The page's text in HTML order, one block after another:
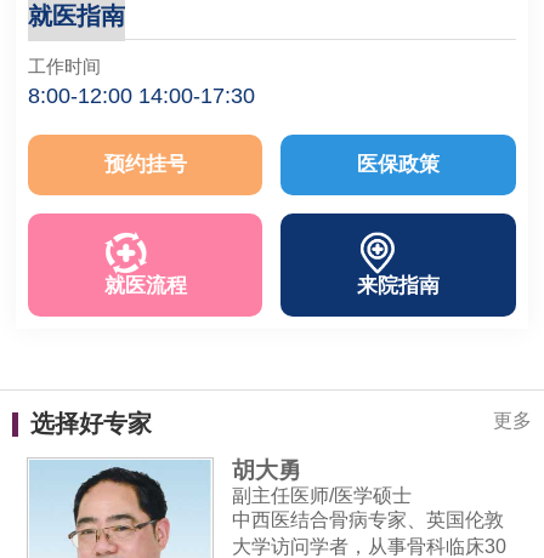
就医指南
工作时间
8:00-12:00 14:00-17:30
预约挂号 医保政策
就医流程 来院指南
更多
选择好专家
胡大勇
副主任医师/医学硕士
中西医结合骨病专家、英国伦敦
大学访问学者，从事骨科临床30